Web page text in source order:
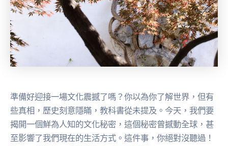
準備好迎接一場文化震撼了嗎？你以為你了解世界，但有
些真相，歷史刻意隱瞞，教科書從未提及。今天，我們要
揭開一個鮮為人知的文化秘密，這個秘密曾撼動全球，甚
至影響了我們現在的生活方式。這件事，你絕對沒聽過！